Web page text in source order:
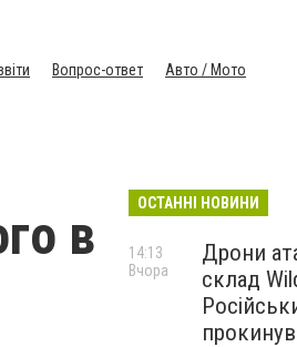
Вопрос-ответ
Авто / Мото
в
ОСТАННІ НОВИНИ
Дрони
склад
14:13
Вчора